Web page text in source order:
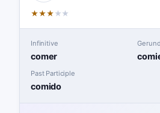
★★★ ★ ★
Infinitive
comer
Gerund
Past Participle
comido